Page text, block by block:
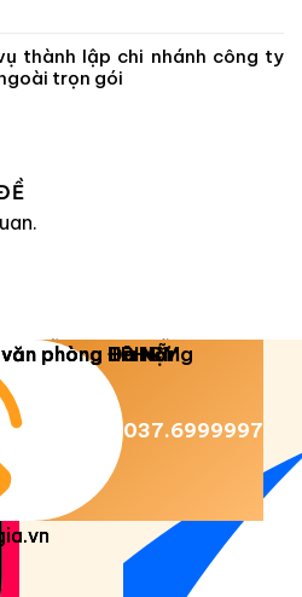
thành lập chi nhánh công ty
trọn gói
© Luật Dương Gia